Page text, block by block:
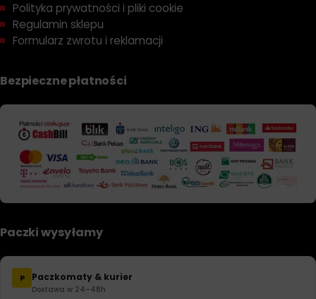
Polityka prywatności i pliki cookie
Regulamin sklepu
Formularz zwrotu i reklamacji
Bezpieczne płatności
Paczki wysyłamy
P Paczkomaty & kurier
Dostawa w 24–48h